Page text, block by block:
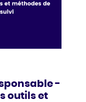
-
outils et